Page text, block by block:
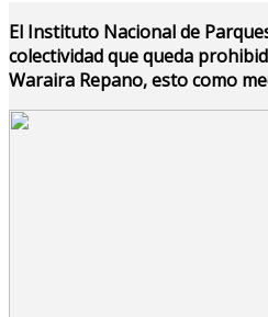
El Instituto Nacional de
colectividad que queda
Waraira Repano, esto como